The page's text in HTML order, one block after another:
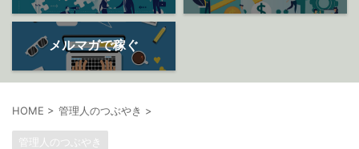
メルマガで稼ぐ
HOME > 管理人のつぶやき >
管理人のつぶやき